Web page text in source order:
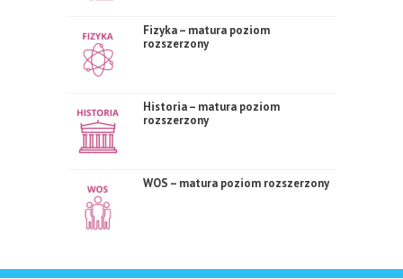
Fizyka – matura poziom
rozszerzony
Historia – matura poziom
rozszerzony
WOS – matura poziom rozszerzony